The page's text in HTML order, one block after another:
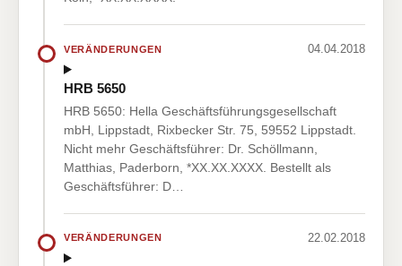
VERÄNDERUNGEN 04.04.2018
HRB 5650
HRB 5650: Hella Geschäftsführungsgesellschaft
mbH, Lippstadt, Rixbecker Str. 75, 59552 Lippstadt.
Nicht mehr Geschäftsführer: Dr. Schöllmann,
Matthias, Paderborn, *XX.XX.XXXX. Bestellt als
Geschäftsführer: D…
VERÄNDERUNGEN 22.02.2018